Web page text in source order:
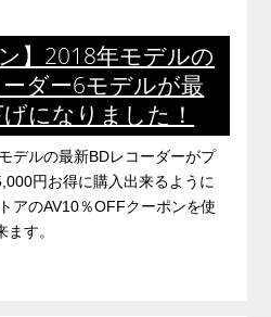
】2018年モデルの
ダー6モデルが最
になりました！
デルの最新BDレコーダーがプ
円お得に購入出来るように
アのAV10％OFFクーポンを使
ます。